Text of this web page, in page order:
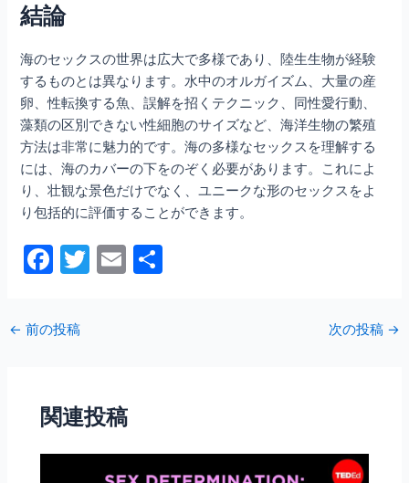
結論
海のセックスの世界は広大で多様であり、陸生生物が経験
するものとは異なります。水中のオルガイズム、大量の産
卵、性転換する魚、誤解を招くテクニック、同性愛行動、
藻類の区別できない性細胞のサイズなど、海洋生物の繁殖
方法は非常に魅力的です。海の多様なセックスを理解する
には、海のカバーの下をのぞく必要があります。これによ
り、壮観な景色だけでなく、ユニークな形のセックスをよ
り包括的に評価することができます。
F
c
e
o
o
k
T
E
← 前の投稿 次の投稿 →
関連投稿